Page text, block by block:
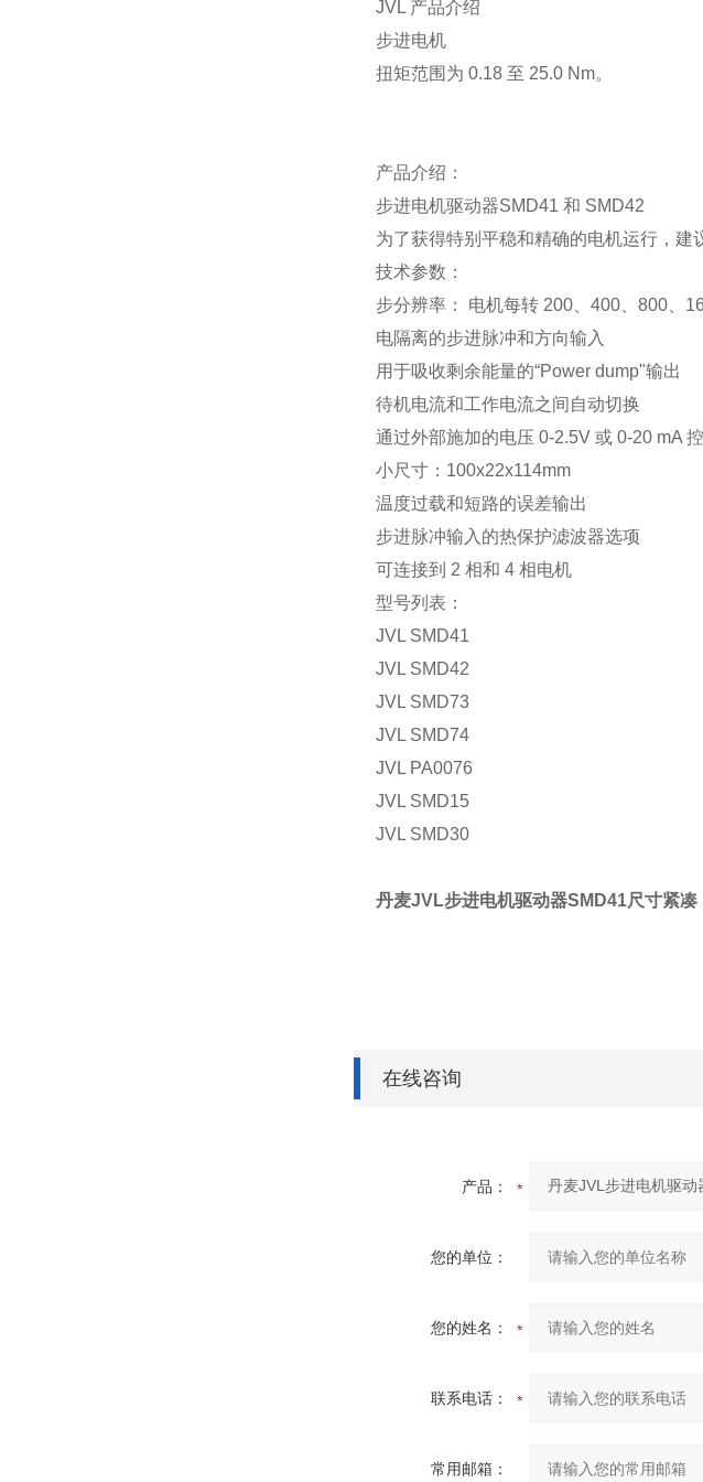
JVL 产品介绍
步进电机
扭矩范围为 0.18 至 25.0 Nm。
产品介绍：
步进电机驱动器SMD41 和 SMD42
为了获得特别平稳和精确的电机运行，建
技术参数：
步分辨率： 电机每转 200、400、800、
电隔离的步进脉冲和方向输入
用于吸收剩余能量的“Power dump"输出
待机电流和工作电流之间自动切换
通过外部施加的电压 0-2.5V 或 0-20 mA
小尺寸：100x22x114mm
温度过载和短路的误差输出
步进脉冲输入的热保护滤波器选项
可连接到 2 相和 4 相电机
型号列表：
JVL SMD41
JVL SMD42
JVL SMD73
JVL SMD74
JVL PA0076
JVL SMD15
JVL SMD30
丹麦JVL步进电机驱动器SMD41尺寸紧凑
在线咨询
产品：
您的单位：
您的姓名：
联系电话：
常用邮箱：